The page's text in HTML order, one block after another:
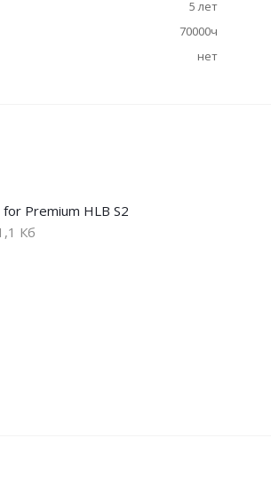
5 лет
70000ч
нет
for Premium HLB S2
Кб